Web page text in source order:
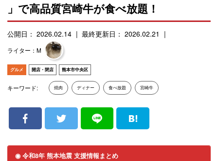
」で高品質宮崎牛が食べ放題！
公開日： 2026.02.14 最終更新日： 2026.02.21
ライター：M
グルメ 開店・閉店 熊本市中央区
キーワード: 焼肉 ディナー 食べ放題 宮崎牛
◉ 令和8年 熊本地震 支援情報まとめ